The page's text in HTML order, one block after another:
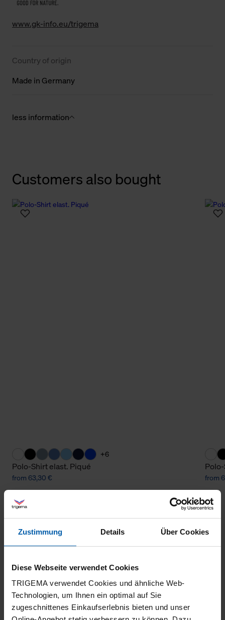
Zustimmung Details Über Cookies
Diese Webseite verwendet Cookies
TRIGEMA verwendet Cookies und ähnliche Web-
Technologien, um Ihnen ein optimal auf Sie
zugeschnittenes Einkaufserlebnis bieten und unser
www.gk-info.eu/trigema
Country of origin
Made in Germany
less information
Customers also bought
+6
Polo-Shirt elast. Piqué
from 63,30 € from
climate-neutral
shipping
Family business